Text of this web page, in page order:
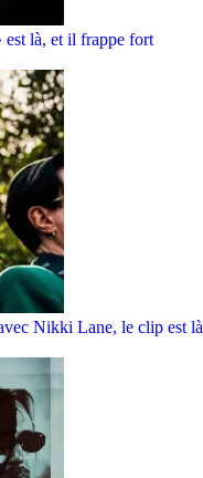
là, et il frappe fort
Nikki Lane, le clip est là